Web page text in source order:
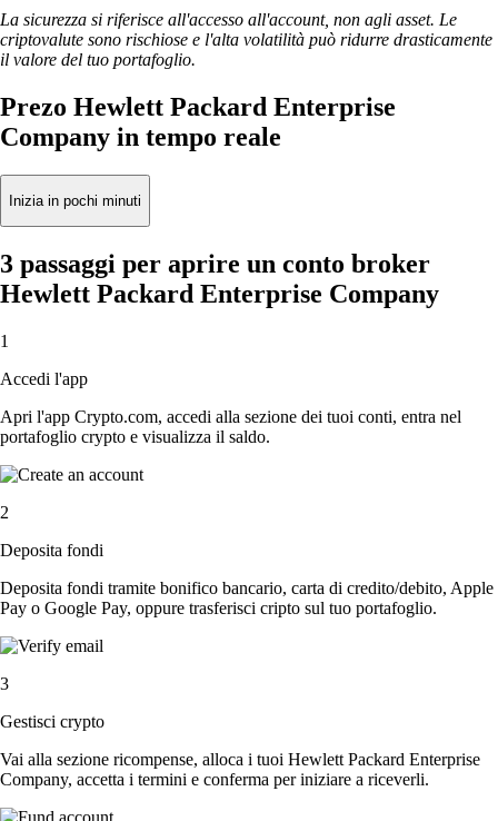
La sicurezza si riferisce all'accesso all'account, non agli asset. Le
criptovalute sono rischiose e l'alta volatilità può ridurre drasticamente
il valore del tuo portafoglio.
Prezo Hewlett Packard Enterprise
Company in tempo reale
Inizia in pochi minuti
3 passaggi per aprire un conto broker
Hewlett Packard Enterprise Company
1
Accedi l'app
Apri l'app Crypto.com, accedi alla sezione dei tuoi conti, entra nel
portafoglio crypto e visualizza il saldo.
2
Deposita fondi
Deposita fondi tramite bonifico bancario, carta di credito/debito, Apple
Pay o Google Pay, oppure trasferisci cripto sul tuo portafoglio.
3
Gestisci crypto
Vai alla sezione ricompense, alloca i tuoi Hewlett Packard Enterprise
Company, accetta i termini e conferma per iniziare a riceverli.